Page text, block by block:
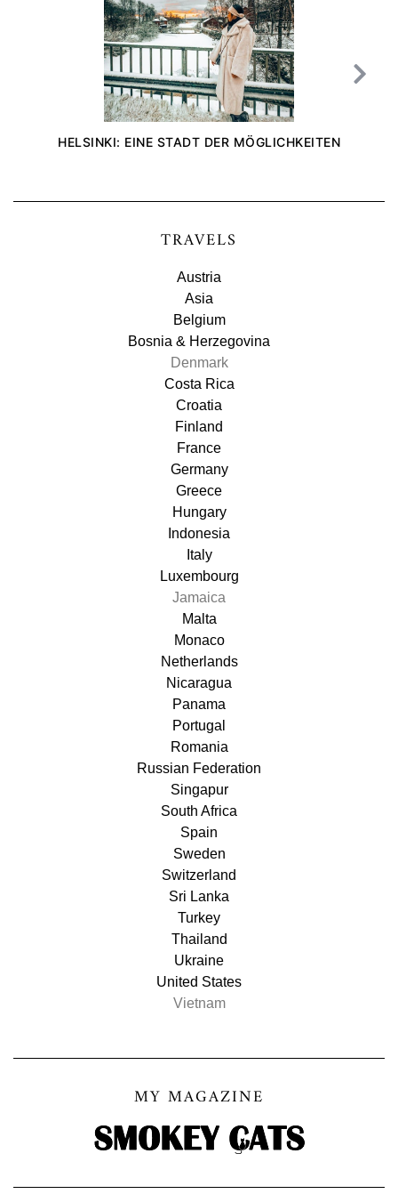
HELSINKI: EINE STADT DER MÖGLICHKEITEN
TRAVELS
Austria
Asia
Belgium
Bosnia & Herzegovina
Denmark
Costa Rica
Croatia
Finland
France
Germany
Greece
Hungary
Indonesia
Italy
Luxembourg
Jamaica
Malta
Monaco
Netherlands
Nicaragua
Panama
Portugal
Romania
Russian Federation
Singapur
South Africa
Spain
Sweden
Switzerland
Sri Lanka
Turkey
Thailand
Ukraine
United States
Vietnam
MY MAGAZINE